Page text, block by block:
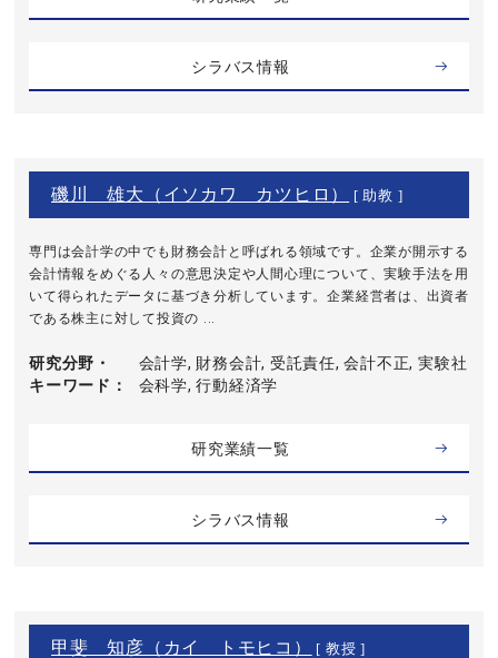
シラバス情報
磯川 雄大（イソカワ カツヒロ） [ 助教 ]
専門は会計学の中でも財務会計と呼ばれる領域です。企業が開示する
会計情報をめぐる人々の意思決定や人間心理について、実験手法を用
いて得られたデータに基づき分析しています。企業経営者は、出資者
である株主に対して投資の ...
研究分野・
キーワード
会計学, 財務会計, 受託責任, 会計不正, 実験社
会科学, 行動経済学
研究業績一覧
シラバス情報
甲斐 知彦（カイ トモヒコ） [ 教授 ]